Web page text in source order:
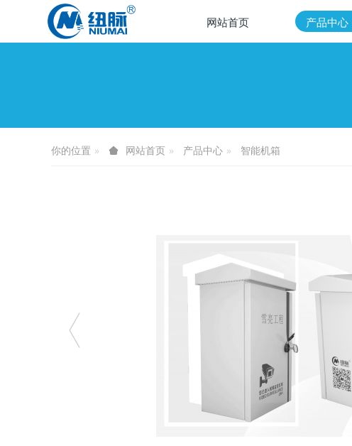
网站首页 产品中心
你的位置 网站首页 产品中心 智能机箱